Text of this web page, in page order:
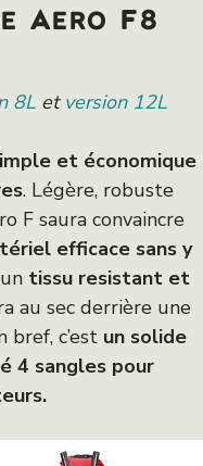
Aero F8
8L et version 12L
et économique
. Légère, robuste
F saura convaincre
efficace sans y
tissu resistant et
au sec derrière une
bref, c’est un solide
4 sangles pour